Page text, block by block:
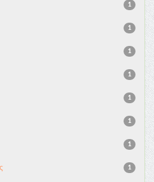
1
1
1
1
1
1
1
1